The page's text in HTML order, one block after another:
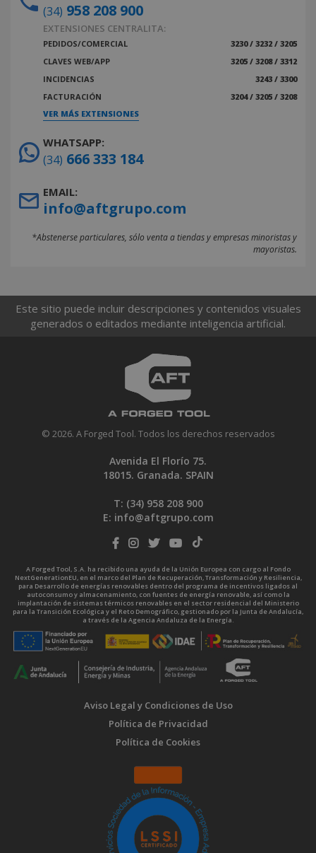
(34) 958 208 900
EXTENSIONES CENTRALITA:
PEDIDOS/COMERCIAL
3230 / 3232 / 3205
CLAVES WEB/APP
3205 / 3208 / 3312
INCIDENCIAS
3243 / 3300
FACTURACIÓN
3204 / 3205 / 3208
VER MÁS EXTENSIONES
WHATSAPP:
(34) 666 333 184
EMAIL:
info@aftgrupo.com
*Abstenerse particulares, sólo venta a tiendas y empresas minoristas y
mayoristas.
Este sitio puede incluir descripciones y contenidos visuales
generados o editados mediante inteligencia artificial.
© 2026. A Forged Tool. Todos los derechos reservados
Avenida El Florío 75.
18015. Granada. SPAIN
T: (34) 958 208 900
E: info@aftgrupo.com
A Forged Tool, S.A. ha recibido una ayuda de la Unión Europea con cargo al Fondo
NextGenerationEU, en el marco del Plan de Recuperación, Transformación y Resiliencia,
para Desarrollo de energías renovables dentro del programa de incentivos ligados al
autoconsumo y almacenamiento, con fuentes de energía renovable, así como la
implantación de sistemas térmicos renovables en el sector residencial del Ministerio
para la Transición Ecológica y el Reto Demográfico, gestionado por la Junta de Andalucía,
a través de la Agencia Andaluza de la Energía.
Aviso Legal y Condiciones de Uso
Política de Privacidad
Política de Cookies